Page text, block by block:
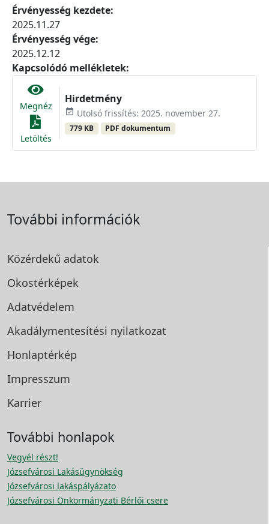
Érvényesség kezdete:
2025.11.27
Érvényesség vége:
2025.12.12
Kapcsolódó mellékletek:
Megnéz
Letöltés
Hirdetmény
event_available Utolsó frissítés: 2025. november 27.
779 KB PDF dokumentum
További információk
Közérdekű adatok
Okostérképek
Adatvédelem
Akadálymentesítési nyilatkozat
Honlaptérkép
Impresszum
Karrier
További honlapok
Vegyél részt!
Józsefvárosi Lakásügynökség
Józsefvárosi lakáspályázato
Józsefvárosi Önkormányzati Bérlői csere